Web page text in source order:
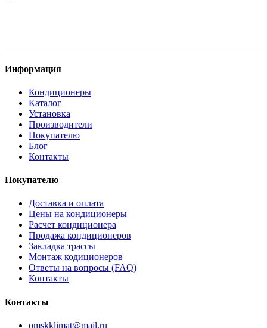
Информация
Кондиционеры
Каталог
Установка
Производители
Покупателю
Блог
Контакты
Покупателю
Доставка и оплата
Цены на кондиционеры
Расчет кондиционера
Продажа кондиционеров
Закладка трассы
Монтаж кодиционеров
Ответы на вопросы (FAQ)
Контакты
Контакты
omskklimat@mail.ru